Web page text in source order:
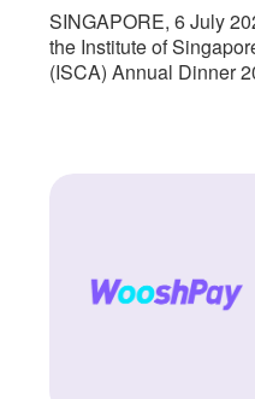
SINGAPORE, 6 July
the Institute of
(ISCA) Annual Dinner
approach nearly three
ISCA. As Singapore’s